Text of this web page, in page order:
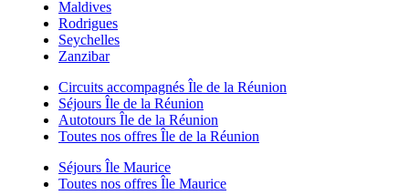
Maldives
Rodrigues
Seychelles
Zanzibar
Circuits accompagnés Île de la Réunion
Séjours Île de la Réunion
Autotours Île de la Réunion
Toutes nos offres Île de la Réunion
Séjours Île Maurice
Toutes nos offres Île Maurice